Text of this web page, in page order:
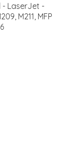
- LaserJet -
M211, MFP